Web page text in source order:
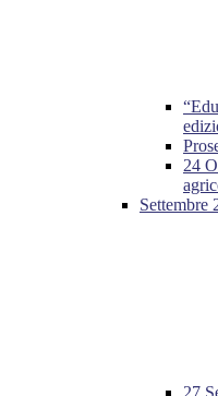
24
Settembre